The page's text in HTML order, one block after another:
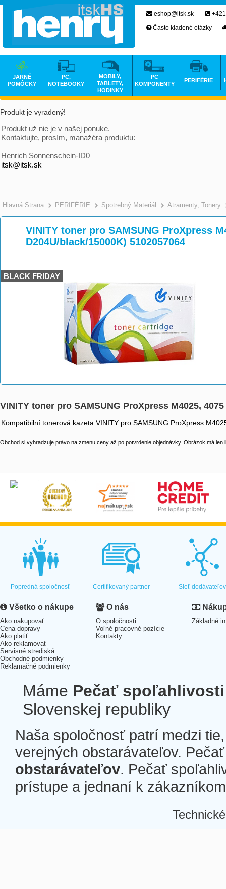
Produkt je vyradený!
Produkt už nie je v našej ponuke.
Kontaktujte, prosím, manažéra produktu:
Henrich Sonnenschein-ID0
itsk@itsk.sk
Hlavná Strana >
PERIFÉRIE >
Spotrebný Materiál >
Atramenty, Tonery
VINITY toner pro SAMSUNG ProXpress
D204U/black/15000K) 5102057064
BLACK FRIDAY
VINITY toner pro SAMSUNG ProXpress M4025,
Kompatibilní tonerová kazeta VINITY pro SAMSUNG ProXpress
Obchod si vyhradzuje právo na zmenu ceny až po potvrdenie objednávky. Obrázok má len
eshop@itsk.sk
Často kladené otázky
JARNÉ
POMÔCKY
PC,
NOTEBOOKY
MOBILY,
TABLETY,
HODINKY
PC
KOMPONENTY
PERIFÉRIE
Popredná spoločnosť Certifikovaný partner Sieť dodávateľov
Všetko o nákupe
Ako nakupovať
Cena dopravy
Ako platiť
Ako reklamovať
Servisné strediská
Obchodné podmienky
Reklamačné podmienky
O nás
O spoločnosti
Voľné pracovné pozície
Kontakty
Základné
Máme Pečať spoľahlivosti
Slovenskej republiky
Naša spoločnosť patrí medzi
verejných obstarávateľov.
obstarávateľov. Pečať
prístupe a jednaní k